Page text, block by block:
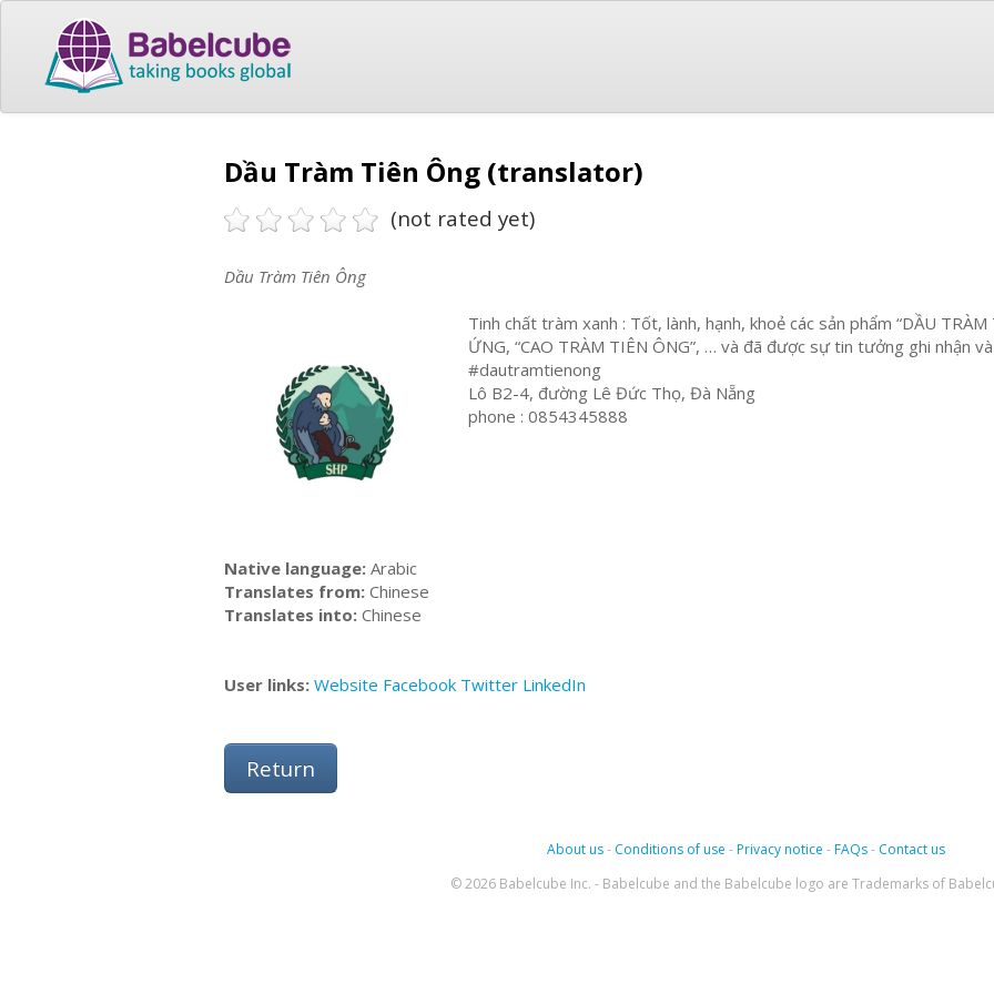
Dầu Tràm Tiên Ông (translator)
(not rated yet)
Dầu Tràm Tiên Ông
Tinh chất tràm xanh : Tốt, lành, hạnh, khoẻ các sản phẩm “DẦU TRÀM
ỨNG, “CAO TRÀM TIÊN ÔNG”, … và đã được sự tin tưởng ghi nhận
#dautramtienong
Lô B2-4, đường Lê Đức Thọ, Đà Nẵng
phone : 0854345888
Native language: Arabic
Translates from: Chinese
Translates into: Chinese
User links: Website Facebook Twitter LinkedIn
Return
About us- Conditions of use -Privacy notice -FAQs- Contact us
© 2026 Babelcube Inc. - Babelcube and the Babelcube logo are Trademarks of